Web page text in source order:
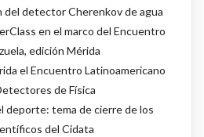
del detector Cherenkov de agua
en el marco del Encuentro
edición Mérida
el Encuentro Latinoamericano
de Física
deporte: tema de cierre de los
del Cidata